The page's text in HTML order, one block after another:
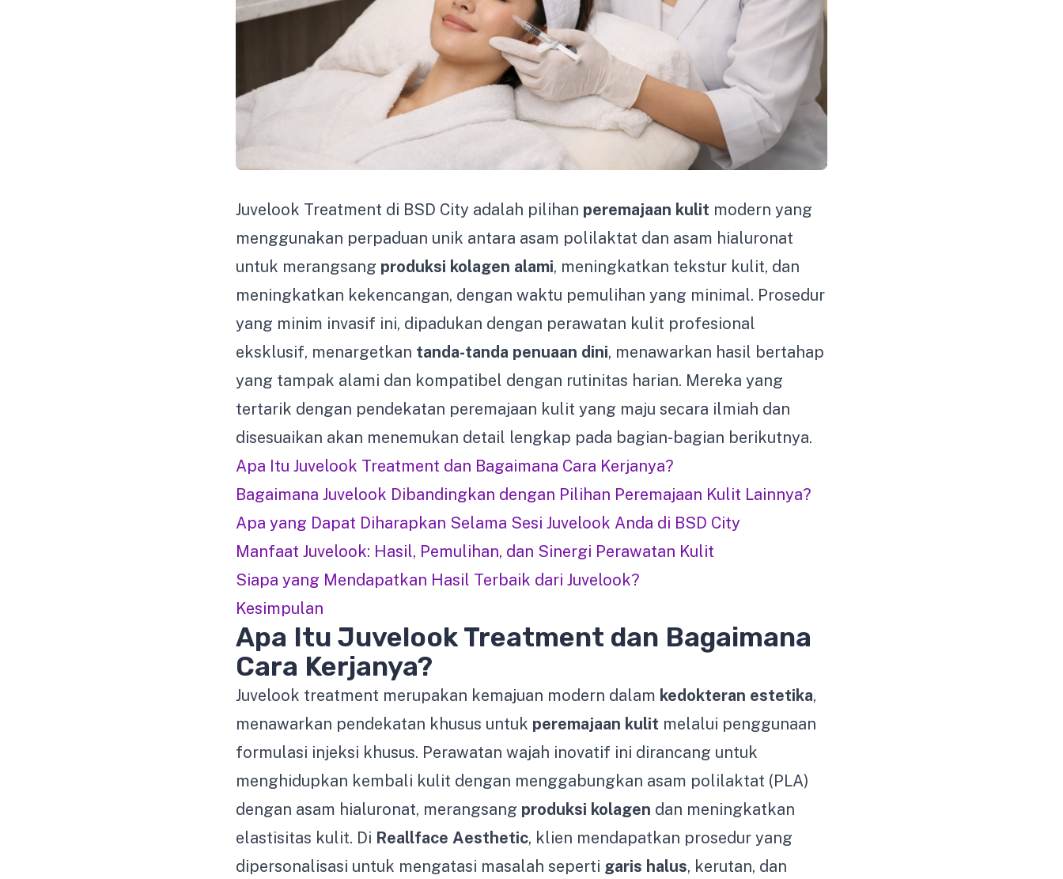
Juvelook Treatment di BSD City adalah pilihan peremajaan kulit modern yang
menggunakan perpaduan unik antara asam polilaktat dan asam hialuronat
untuk merangsang produksi kolagen alami, meningkatkan tekstur kulit, dan
meningkatkan kekencangan, dengan waktu pemulihan yang minimal. Prosedur
yang minim invasif ini, dipadukan dengan perawatan kulit profesional
eksklusif, menargetkan tanda-tanda penuaan dini, menawarkan hasil bertahap
yang tampak alami dan kompatibel dengan rutinitas harian. Mereka yang
tertarik dengan pendekatan peremajaan kulit yang maju secara ilmiah dan
disesuaikan akan menemukan detail lengkap pada bagian-bagian berikutnya.
Apa Itu Juvelook Treatment dan Bagaimana Cara Kerjanya?
Bagaimana Juvelook Dibandingkan dengan Pilihan Peremajaan Kulit Lainnya?
Apa yang Dapat Diharapkan Selama Sesi Juvelook Anda di BSD City
Manfaat Juvelook: Hasil, Pemulihan, dan Sinergi Perawatan Kulit
Siapa yang Mendapatkan Hasil Terbaik dari Juvelook?
Kesimpulan
Apa Itu Juvelook Treatment dan Bagaimana
Cara Kerjanya?
Juvelook treatment merupakan kemajuan modern dalam kedokteran estetika,
menawarkan pendekatan khusus untuk peremajaan kulit melalui penggunaan
formulasi injeksi khusus. Perawatan wajah inovatif ini dirancang untuk
menghidupkan kembali kulit dengan menggabungkan asam polilaktat (PLA)
dengan asam hialuronat, merangsang produksi kolagen dan meningkatkan
elastisitas kulit. Di Reallface Aesthetic, klien mendapatkan prosedur yang
dipersonalisasi untuk mengatasi masalah seperti garis halus, kerutan, dan